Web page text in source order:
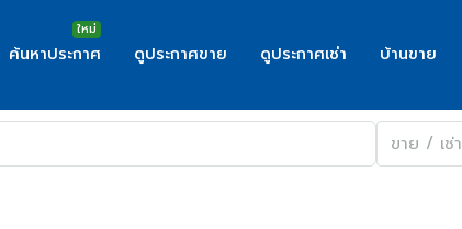
ค้นหาประกาศ ดูประกาศขาย ดูประกาศเช่า บ้านขาย
ขาย / เช่า